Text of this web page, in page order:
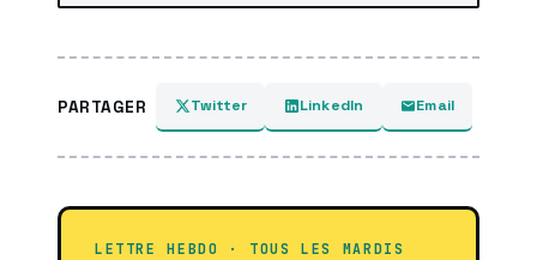
PARTAGER Twitter LinkedIn Email
LETTRE HEBDO · TOUS LES MARDIS